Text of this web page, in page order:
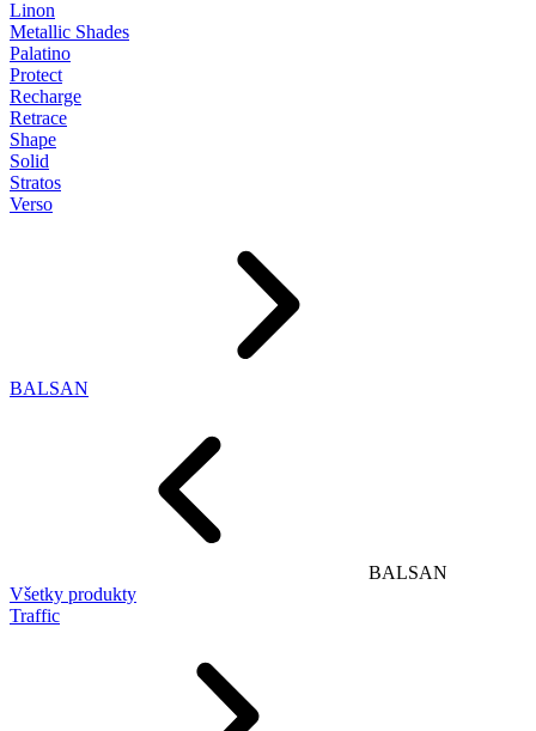
Linon
Metallic Shades
Palatino
Protect
Recharge
Retrace
Shape
Solid
Stratos
Verso
BALSAN
BALSAN
Všetky produkty
Traffic